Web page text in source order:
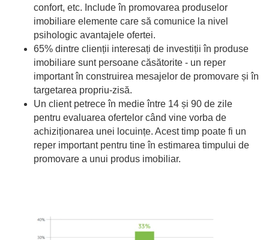
confort, etc. Include în promovarea produselor
imobiliare elemente care să comunice la nivel
psihologic avantajele ofertei.
65% dintre clienții interesați de investiții în produse
imobiliare sunt persoane căsătorite - un reper
important în construirea mesajelor de promovare și în
targetarea propriu-zisă.
Un client petrece în medie între 14 și 90 de zile
pentru evaluarea ofertelor când vine vorba de
achiziționarea unei locuințe. Acest timp poate fi un
reper important pentru tine în estimarea timpului de
promovare a unui produs imobiliar.